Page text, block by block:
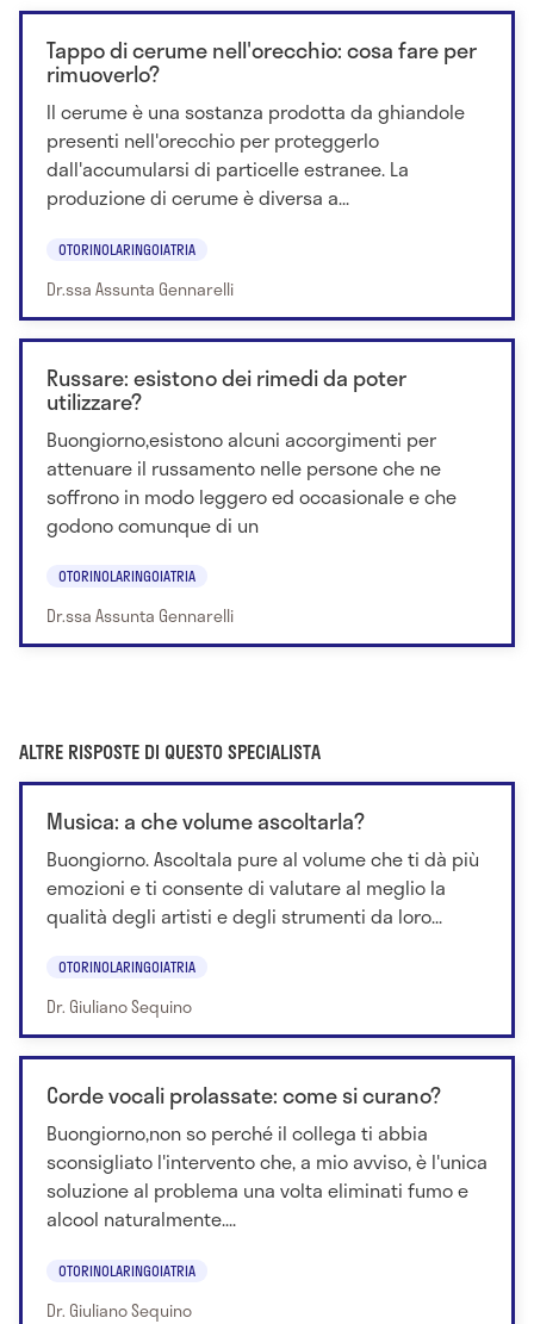
Tappo di cerume nell'orecchio: cosa fare per
rimuoverlo?
Il cerume è una sostanza prodotta da ghiandole
presenti nell'orecchio per proteggerlo
dall'accumularsi di particelle estranee. La
produzione di cerume è diversa a...
OTORINOLARINGOIATRIA
Dr.ssa Assunta Gennarelli
Russare: esistono dei rimedi da poter
utilizzare?
Buongiorno,esistono alcuni accorgimenti per
attenuare il russamento nelle persone che ne
soffrono in modo leggero ed occasionale e che
godono comunque di un
OTORINOLARINGOIATRIA
Dr.ssa Assunta Gennarelli
ALTRE RISPOSTE DI QUESTO SPECIALISTA
Musica: a che volume ascoltarla?
Buongiorno. Ascoltala pure al volume che ti dà più
emozioni e ti consente di valutare al meglio la
qualità degli artisti e degli strumenti da loro...
OTORINOLARINGOIATRIA
Dr. Giuliano Sequino
Corde vocali prolassate: come si curano?
Buongiorno,non so perché il collega ti abbia
sconsigliato l'intervento che, a mio avviso, è l'unica
soluzione al problema una volta eliminati fumo e
alcool naturalmente....
OTORINOLARINGOIATRIA
Dr. Giuliano Sequino